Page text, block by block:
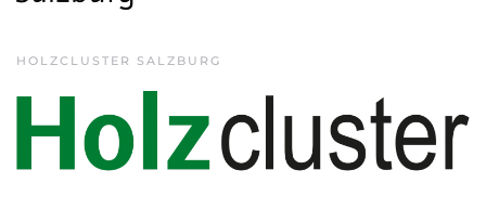
HOLZCLUSTER SALZBURG